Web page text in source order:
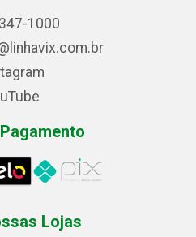
1000
Lojas